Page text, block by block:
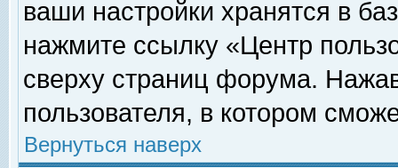
ваши настройки хранятся в
нажмите ссылку «Центр
сверху страниц форума.
пользователя, в котором
Вернуться наверх